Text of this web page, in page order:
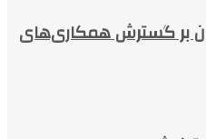
بر گسترش همکاری‌های